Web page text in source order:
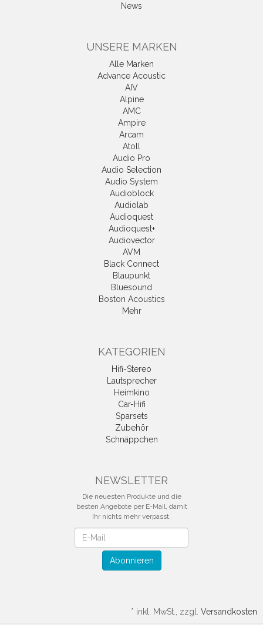
News
UNSERE MARKEN
Alle Marken
Advance Acoustic
AIV
Alpine
AMC
Ampire
Arcam
Atoll
Audio Pro
Audio Selection
Audio System
Audioblock
Audiolab
Audioquest
Audioquest+
Audiovector
AVM
Black Connect
Blaupunkt
Bluesound
Boston Acoustics
Mehr
KATEGORIEN
Hifi-Stereo
Lautsprecher
Heimkino
Car-Hifi
Sparsets
Zubehör
Schnäppchen
NEWSLETTER
Die neuesten Produkte und die
besten Angebote per E-Mail, damit
Ihr nichts mehr verpasst.
Abonnieren
* inkl. MwSt., zzgl. Versandkosten